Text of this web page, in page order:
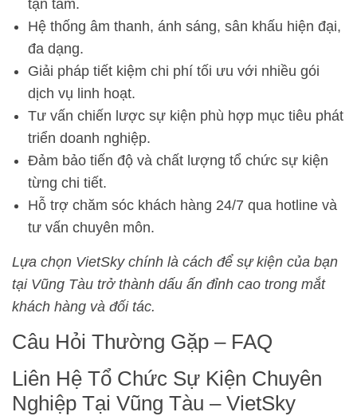
tận tâm.
Hệ thống âm thanh, ánh sáng, sân khấu hiện đại,
đa dạng.
Giải pháp tiết kiệm chi phí tối ưu với nhiều gói
dịch vụ linh hoạt.
Tư vấn chiến lược sự kiện phù hợp mục tiêu phát
triển doanh nghiệp.
Đảm bảo tiến độ và chất lượng tổ chức sự kiện
từng chi tiết.
Hỗ trợ chăm sóc khách hàng 24/7 qua hotline và
tư vấn chuyên môn.
Lựa chọn VietSky chính là cách để sự kiện của bạn
tại Vũng Tàu trở thành dấu ấn đỉnh cao trong mắt
khách hàng và đối tác.
Câu Hỏi Thường Gặp – FAQ
Liên Hệ Tổ Chức Sự Kiện Chuyên
Nghiệp Tại Vũng Tàu – VietSky